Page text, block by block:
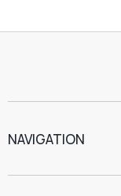
NAVIGATION